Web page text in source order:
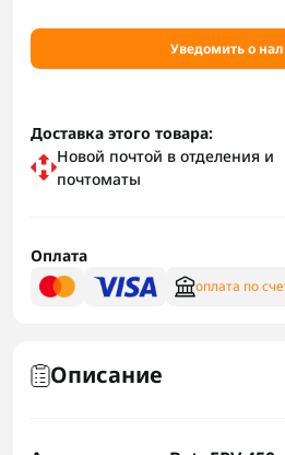
Уведомить о
Доставка этого товара:
Новой почтой в отделения и
почтоматы
Оплата
оплата по
Описание